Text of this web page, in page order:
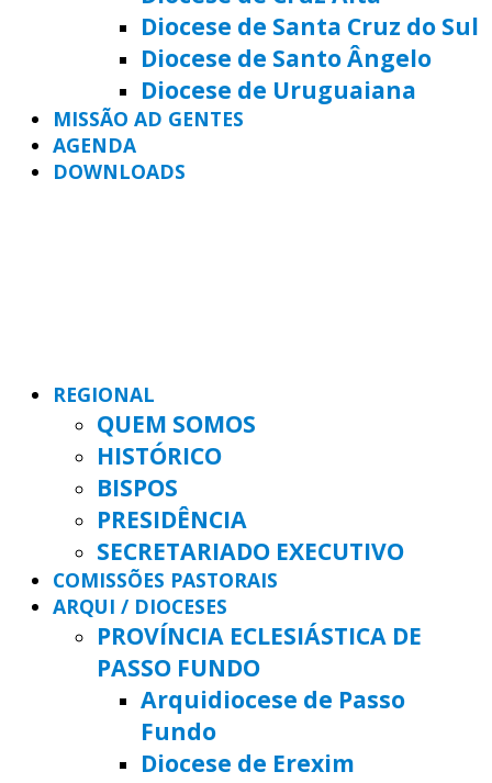
Diocese de Santa Cruz do Sul
Diocese de Santo Ângelo
Diocese de Uruguaiana
MISSÃO AD GENTES
AGENDA
DOWNLOADS
REGIONAL
QUEM SOMOS
HISTÓRICO
BISPOS
PRESIDÊNCIA
SECRETARIADO EXECUTIVO
COMISSÕES PASTORAIS
ARQUI / DIOCESES
PROVÍNCIA ECLESIÁSTICA DE
PASSO FUNDO
Arquidiocese de Passo
Fundo
Diocese de Erexim